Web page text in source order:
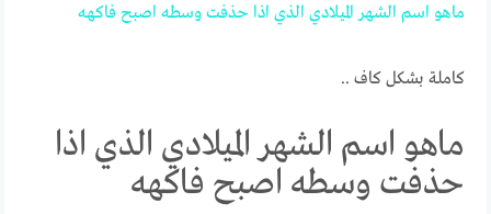
ماهو اسم الشهر الميلادي الذي اذا حذفت وسطه اصبح فاكهه
كاملة بشكل كاف ..
ماهو اسم الشهر الميلادي الذي اذا
حذفت وسطه اصبح فاكهه